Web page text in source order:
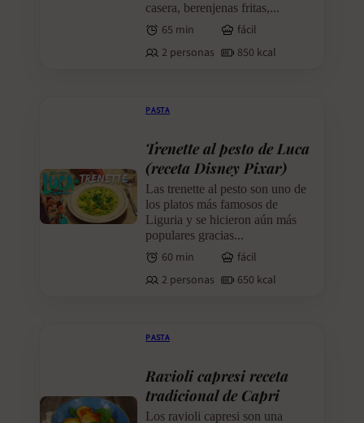
casera, berenjenas fritas,...
65 min
fácil
2 personas
850 kcal
PASTA
Trenette al pesto de Luca
(receta Disney Pixar)
Las trenette al pesto son uno de
los platos más famosos de
Liguria y se hicieron aún más
populares gracias...
60 min
fácil
2 personas
650 kcal
PASTA
Ravioli capresi receta
tradicional de Capri
Los ravioli capresi son una